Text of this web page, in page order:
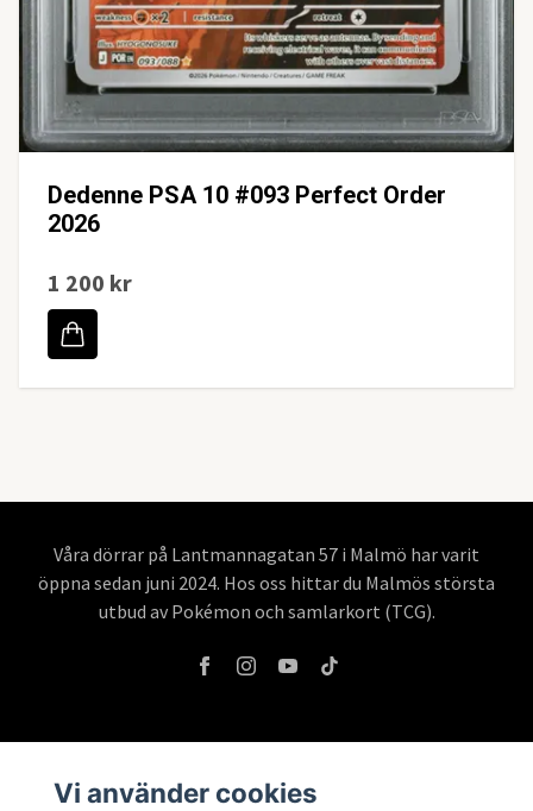
Dedenne PSA 10 #093 Perfect Order
2026
1 200 kr
Våra dörrar på Lantmannagatan 57 i Malmö har varit
öppna sedan juni 2024. Hos oss hittar du Malmös största
utbud av Pokémon och samlarkort (TCG).
Vi använder cookies